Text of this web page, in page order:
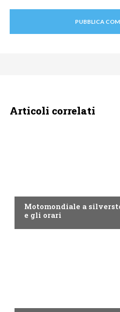
Articoli correlati
Motomondiale a
e gli orari